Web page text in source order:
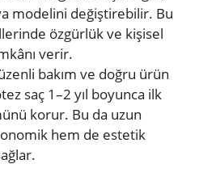
modelini değiştirebilir. Bu
özgürlük ve kişisel
verir.
bakım ve doğru ürün
saç 1–2 yıl boyunca ilk
korur. Bu da uzun
hem de estetik